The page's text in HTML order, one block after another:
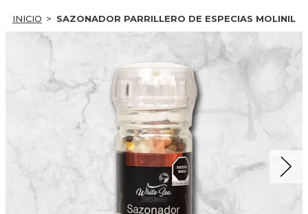
INICIO SAZONADOR PARRILLERO DE ESPECIAS